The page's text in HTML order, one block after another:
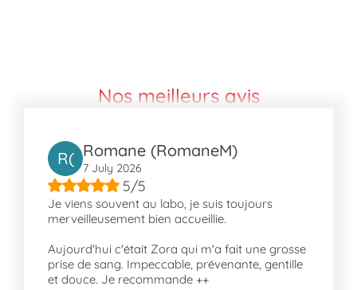
Retrouvez-nous facilement en utilisant les
notamment à Cheval Blanc et à Malterie. Les
arrêts de bus à proximité tels que Voltaire
facilitent également votre accès. Nous
sommes situés non loin de l'intersection
avec des institutions médicales de renom
pour votre plus grande commodité.
Notre laboratoire est également accessible
en voiture.
Nos meilleurs avis
R( Romane (RomaneM)
7 July 2026
5/5
Je viens souvent au labo, je suis toujours
merveilleusement bien accueillie.
Aujourd'hui c'était Zora qui m'a fait une grosse
prise de sang. Impeccable, prévenante, gentille
et douce. Je recommande ++